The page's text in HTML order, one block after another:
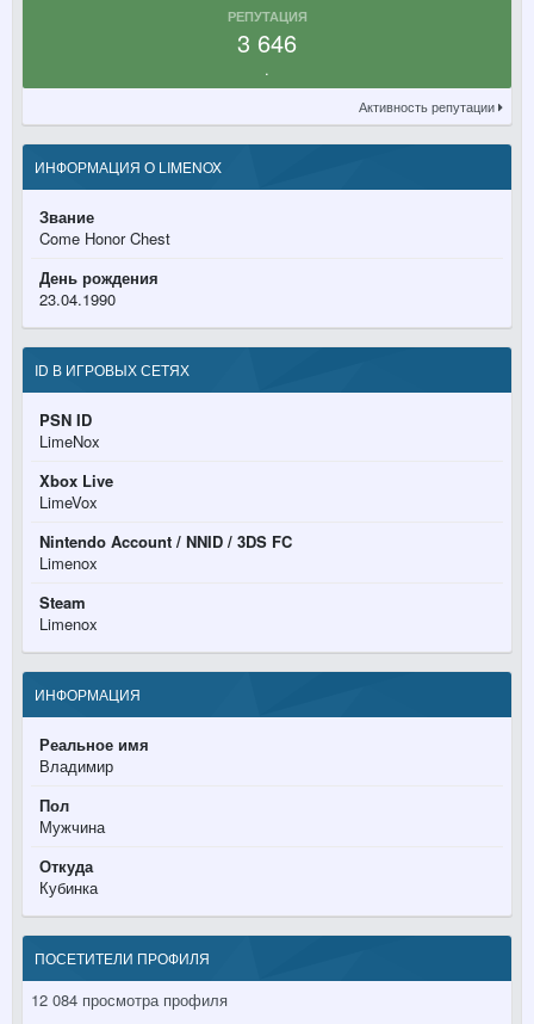
РЕПУТАЦИЯ
3 646
.
Активность репутации
ИНФОРМАЦИЯ О LIMENOX
Звание
Come Honor Chest
День рождения
23.04.1990
ID В ИГРОВЫХ СЕТЯХ
PSN ID
LimeNox
Xbox Live
LimeVox
Nintendo Account / NNID / 3DS FC
Limenox
Steam
Limenox
ИНФОРМАЦИЯ
Реальное имя
Владимир
Пол
Мужчина
Откуда
Кубинка
ПОСЕТИТЕЛИ ПРОФИЛЯ
12 084 просмотра профиля